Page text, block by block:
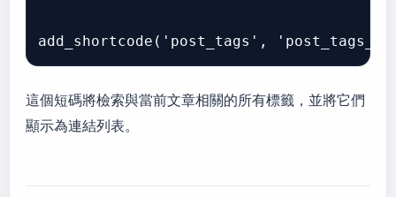
add_shortcode ( 'post_tags' ,
這個短碼將檢索與當前文章相關的所有標籤，並將它們
顯示為連結列表。